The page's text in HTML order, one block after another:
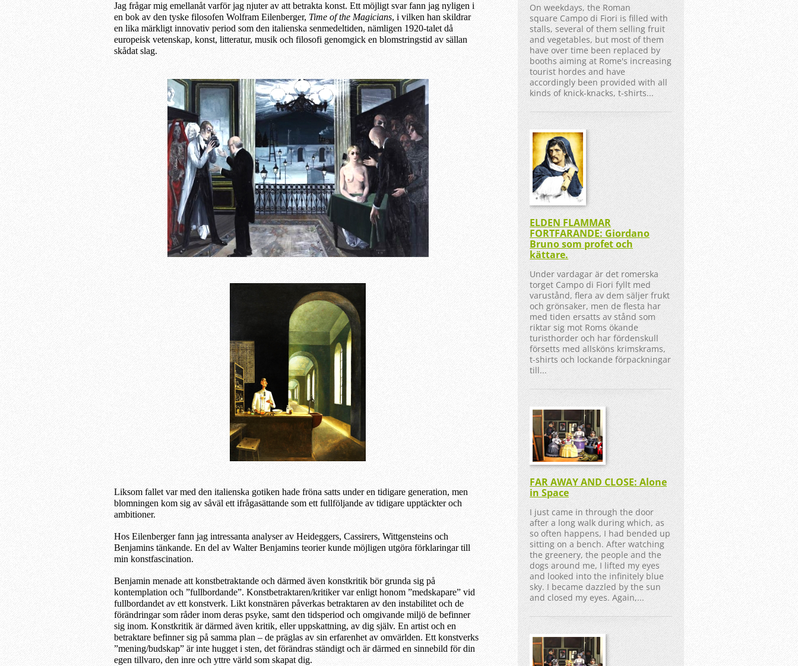
Jag frågar mig emellanåt varför jag njuter av att betrakta konst. Ett möjligt svar fann jag nyligen i
en bok av den tyske filosofen Wolfram Eilenberger, Time of the Magicians, i vilken han skildrar
en lika märkligt innovativ period som den italienska senmedeltiden, nämligen 1920-talet då
europeisk vetenskap, konst, litteratur, musik och filosofi genomgick en blomstringstid av sällan
skådat slag.
Liksom fallet var med den italienska gotiken hade fröna satts under en tidigare generation, men
blomningen kom sig av såväl ett ifrågasättande som ett fullföljande av tidigare upptäckter och
ambitioner.
Hos Eilenberger fann jag intressanta analyser av Heideggers, Cassirers, Wittgensteins och
Benjamins tänkande. En del av Walter Benjamins teorier kunde möjligen utgöra förklaringar till
min konstfascination.
Benjamin menade att konstbetraktande och därmed även konstkritik bör grunda sig på
kontemplation och ”fullbordande”. Konstbetraktaren/kritiker var enligt honom ”medskapare” vid
fullbordandet av ett konstverk. Likt konstnären påverkas betraktaren av den instabilitet och de
förändringar som råder inom deras psyke, samt den tidsperiod och omgivande miljö de befinner
sig inom. Konstkritik är därmed även kritik, eller uppskattning, av dig själv. En artist och en
betraktare befinner sig på samma plan – de präglas av sin erfarenhet av omvärlden. Ett konstverks
”mening/budskap” är inte hugget i sten, det förändras ständigt och är därmed en sinnebild för din
egen tillvaro, den inre och yttre värld som skapat dig.
On weekdays, the Roman
square Campo di Fiori is filled with
stalls, several of them selling fruit
and vegetables, but most of them
have over time been replaced by
booths aiming at Rome's increasing
tourist hordes and have
accordingly been provided with all
kinds of knick-knacks, t-shirts...
ELDEN FLAMMAR
FORTFARANDE: Giordano
Bruno som profet och
kättare.
Under vardagar är det romerska
torget Campo di Fiori fyllt med
varustånd, flera av dem säljer frukt
och grönsaker, men de flesta har
med tiden ersatts av stånd som
riktar sig mot Roms ökande
turisthorder och har fördenskull
försetts med allsköns krimskrams,
t-shirts och lockande förpackningar
till...
FAR AWAY AND CLOSE: Alone
in Space
I just came in through the door
after a long walk during which, as
so often happens, I had bended up
sitting on a bench. After watching
the greenery, the people and the
dogs around me, I lifted my eyes
and looked into the infinitely blue
sky. I became dazzled by the sun
and closed my eyes. Again,...